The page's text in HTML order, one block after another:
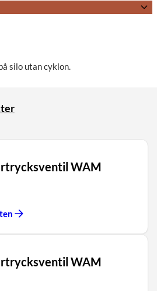
silo utan cyklon.
WAM
WAM